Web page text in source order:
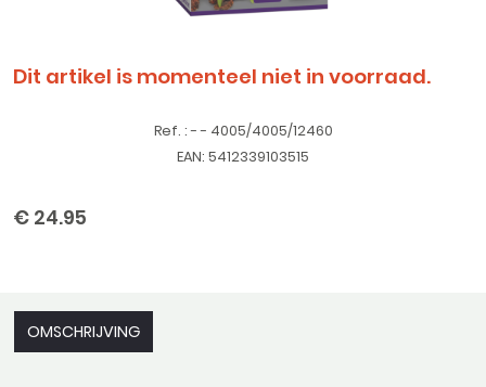
Dit artikel is momenteel niet in voorraad.
Ref. : - - 4005/4005/12460
EAN: 5412339103515
€ 24.95
OMSCHRIJVING